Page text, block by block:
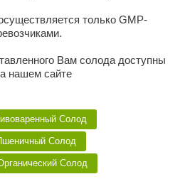
только GMP-
Вам солода доступны
нашем сайте
Солод
Солод
Cолод